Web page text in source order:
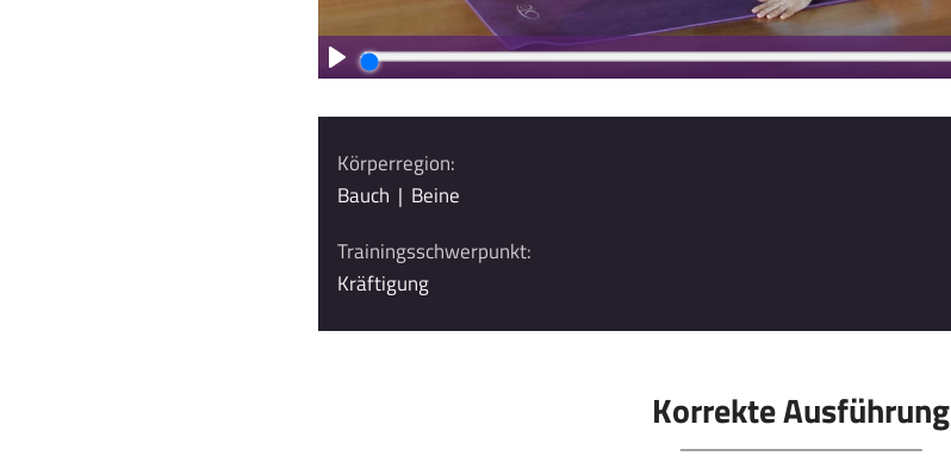
Körperregion:
Bauch | Beine
Trainingsschwerpunkt:
Kräftigung
Korrekte Ausführung